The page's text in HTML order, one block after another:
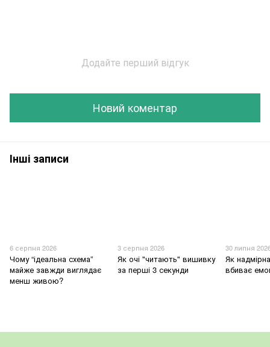
Додайте перший відгук
Новий коментар
Інші записи
6 серпня 2026
Чому “ідеальна схема”
майже завжди виглядає
менш живою?
3 серпня 2026
Як очі "читають" вишивку
за перші 3 секунди
30 липня
Як
вбиває